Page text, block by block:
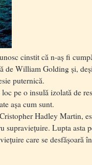
cinstit că n-aș fi
de William Golding și,
puternică.
loc pe o insulă izolată de
așa cum sunt.
Hadley Martin,
supraviețuire. Lupta asta
care se desfășoară